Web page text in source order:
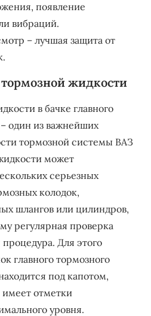
появление
вибраций.
– лучшая защита от
жидкости
в бачке главного
один из важнейших
тормозной системы ВАЗ
может
серьезных
колодок,
шлангов или цилиндров,
регулярная проверка
процедура. Для этого
главного тормозного
под капотом,
имеет отметки
уровня.